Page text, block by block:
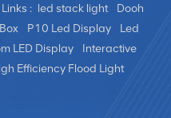
Live-
Sie werden als
Hintergrundbildschirme
vorab aufgezeichnete
um das Publikum
Festivals: LED-
Links : led stack light
Dooh
P10 Led Display
Led
LED Display
Interactive
Efficiency Flood Light